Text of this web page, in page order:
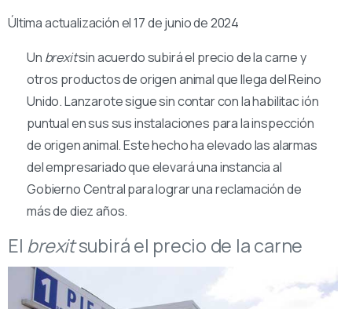
Última actualización el 17 de junio de 2024
Un brexitsin acuerdo subirá el precio de la carne y
otros productos de origen animal que llega del Reino
Unido. Lanzarote sigue sin contar con la habilitac ión
puntual en sus sus instalaciones para la inspección
de origen animal. Este hecho ha elevado las alarmas
del empresariado que elevará una instancia al
Gobierno Central para lograr una reclamación de
más de diez años.
El brexitsubirá el precio de la carne